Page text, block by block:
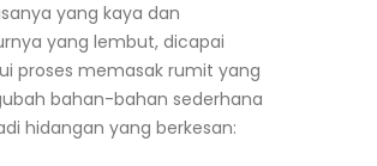
yang kaya dan
yang lembut, dicapai
proses memasak rumit yang
bahan-bahan sederhana
hidangan yang berkesan: